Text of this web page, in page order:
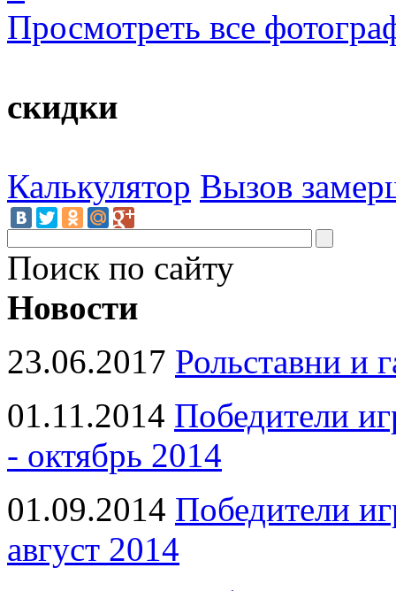
Просмотреть все
скидки
Калькулятор Вызов
Поиск по сайту
Новости
23.06.2017 Рольставни и
01.11.2014 Победители
- октябрь 2014
01.09.2014 Победители
август 2014